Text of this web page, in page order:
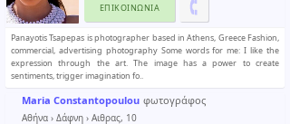
ΕΠΙΚΟΙΝΩΝΊΑ
Panayotis Tsapepas is photographer based in Athens, Greece Fashion,
commercial, advertising photography Some words for me: I like the
expression through the art. The image has a power to create
sentiments, trigger imagination fo..
Maria Constantopoulou φωτογράφος
Αθήνα › Δάφνη › Αιθρας, 10